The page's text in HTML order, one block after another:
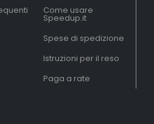
Come usare
Speedup.it
Spese di spedizione
Istruzioni per il reso
Paga a rate